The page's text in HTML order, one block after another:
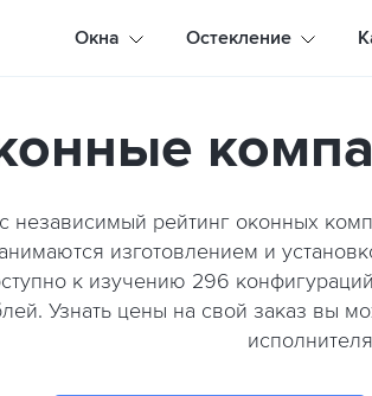
Окна Остекление
независимый рейтинг оконных
изготовлением и
к изучению 296
Узнать цены на свой заказ вы